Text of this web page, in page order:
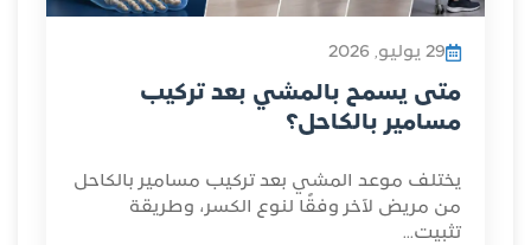
29 يوليو, 2026
متى يسمح بالمشي بعد تركيب
مسامير بالكاحل؟
يختلف موعد المشي بعد تركيب مسامير بالكاحل
من مريض لآخر وفقًا لنوع الكسر، وطريقة
تثبيت...